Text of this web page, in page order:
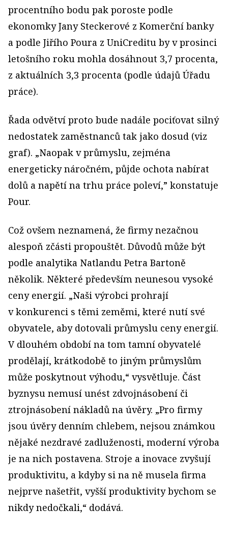
procentního bodu pak poroste podle
ekonomky Jany Steckerové z Komerční banky
a podle Jiřího Poura z UniCreditu by v prosinci
letošního roku mohla dosáhnout 3,7 procenta,
z aktuálních 3,3 procenta (podle údajů Úřadu
práce).
Řada odvětví proto bude nadále pociťovat silný
nedostatek zaměstnanců tak jako dosud (viz
graf). „Naopak v průmyslu, zejména
energeticky náročném, půjde ochota nabírat
dolů a napětí na trhu práce poleví,” konstatuje
Pour.
Což ovšem neznamená, že firmy nezačnou
alespoň zčásti propouštět. Důvodů může být
podle analytika Natlandu Petra Bartoně
několik. Některé především neunesou vysoké
ceny energií. „Naši výrobci prohrají
v konkurenci s těmi zeměmi, které nutí své
obyvatele, aby dotovali průmyslu ceny energií.
V dlouhém období na tom tamní obyvatelé
prodělají, krátkodobě to jiným průmyslům
může poskytnout výhodu,“ vysvětluje. Část
byznysu nemusí unést zdvojnásobení či
ztrojnásobení nákladů na úvěry. „Pro firmy
jsou úvěry denním chlebem, nejsou známkou
nějaké nezdravé zadluženosti, moderní výroba
je na nich postavena. Stroje a inovace zvyšují
produktivitu, a kdyby si na ně musela firma
nejprve našetřit, vyšší produktivity bychom se
nikdy nedočkali,“ dodává.